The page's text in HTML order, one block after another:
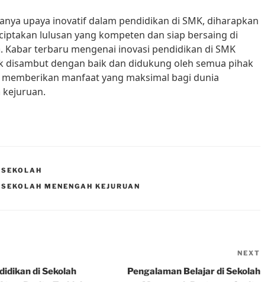
upaya inovatif dalam pendidikan di SMK, diharapkan
lulusan yang kompeten dan siap bersaing di
Kabar terbaru mengenai inovasi pendidikan di SMK
disambut dengan baik dan didukung oleh semua pihak
manfaat yang maksimal bagi dunia
MENENGAH KEJURUAN
di Sekolah
Post
NEXT
Pengalaman Belajar di Sekolah